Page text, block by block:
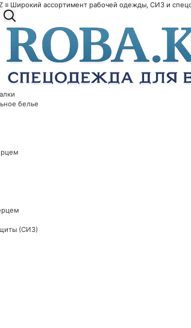
≡ Широкий ассортимент рабочей одежды, СИЗ и
белье
(СИЗ)